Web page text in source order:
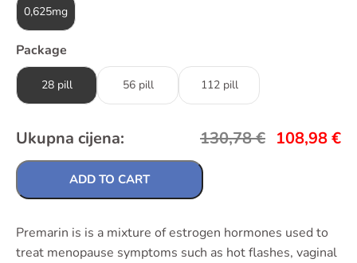
0,625mg
Package
28 pill 56 pill 112 pill
Ukupna cijena: 130,78€ 108,98€
ADD TO CART
Premarin is is a mixture of estrogen hormones used to
treat menopause symptoms such as hot flashes, vaginal